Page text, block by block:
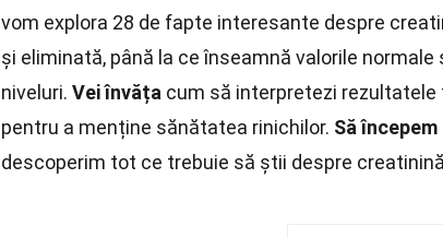
vom explora 28 de fapte interesante despre
și eliminată, până la ce înseamnă valorile
niveluri. Vei învăța cum să interpretezi
pentru a menține sănătatea rinichilor. Să începem
descoperim tot ce trebuie să știi despre